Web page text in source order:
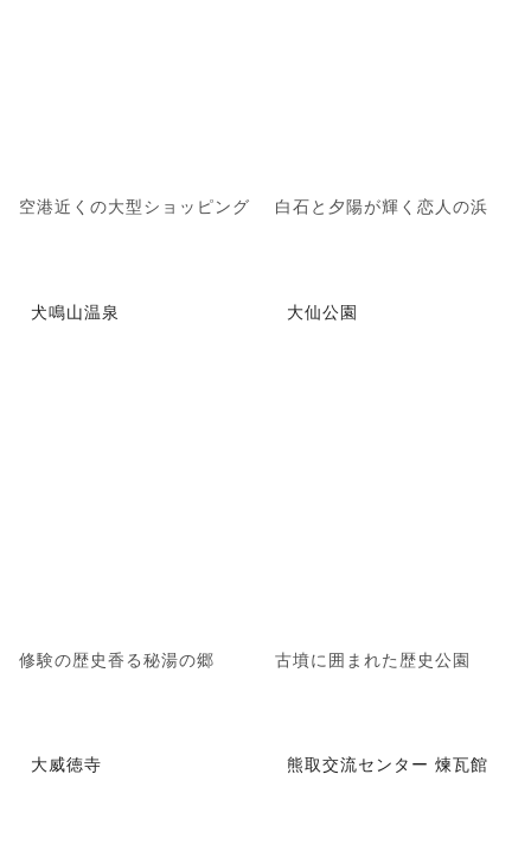
空港近くの大型ショッピング 白石と夕陽が輝く恋人の浜
犬鳴山温泉
修験の歴史香る秘湯の郷
大仙公園
古墳に囲まれた歴史公園
大威徳寺 熊取交流センター 煉瓦館